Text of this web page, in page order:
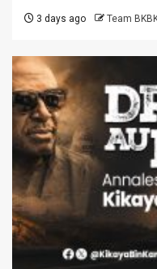
3 days ago Team